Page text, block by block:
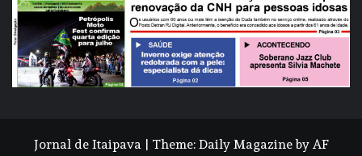
Jornal de Itaipava | Theme: Daily Magazineby AF